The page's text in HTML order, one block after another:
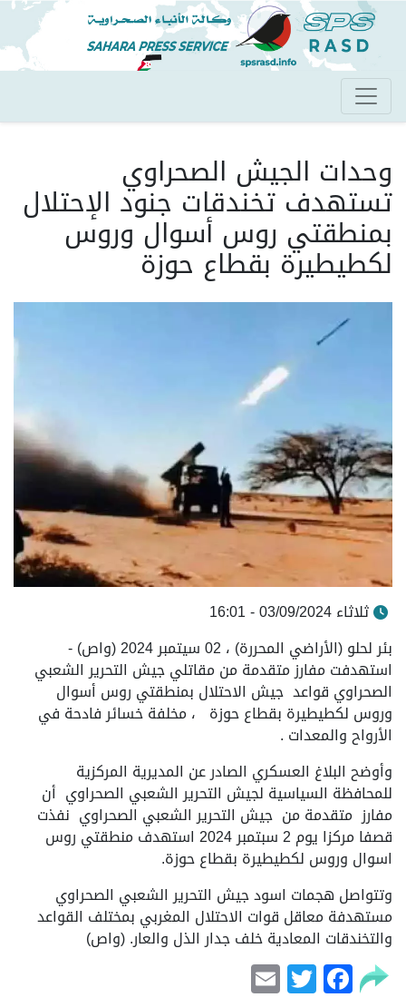
تجاوز
إلى
المحتوى
الرئيسي
وحدات الجيش الصحراوي
تستهدف تخندقات جنود الإحتلال
بمنطقتي روس أسوال وروس
لكطيطيرة بقطاع حوزة
ثلاثاء 03/09/2024 - 16:01
بئر لحلو (الأراضي المحررة) ، 02 سيتمبر 2024 (واص) -
استهدفت مفارز متقدمة من مقاتلي جيش التحرير الشعبي
الصحراوي قواعد جيش الاحتلال بمنطقتي روس أسوال
وروس لكطيطيرة بقطاع حوزة ، مخلفة خسائر فادحة في
الأرواح والمعدات .
وأوضح البلاغ العسكري الصادر عن المديرية المركزية
للمحافظة السياسية لجيش التحرير الشعبي الصحراوي أن
مفارز متقدمة من جيش التحرير الشعبي الصحراوي نفذت
قصفا مركزا يوم 2 سبتمبر 2024 استهدف منطقتي روس
اسوال وروس لكطيطيرة بقطاع حوزة.
وتتواصل هجمات اسود جيش التحرير الشعبي الصحراوي
مستهدفة معاقل قوات الاحتلال المغربي بمختلف القواعد
والتخندقات المعادية خلف جدار الذل والعار. (واص)
Facebook
Twitter